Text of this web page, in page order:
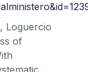
Loguercio
of